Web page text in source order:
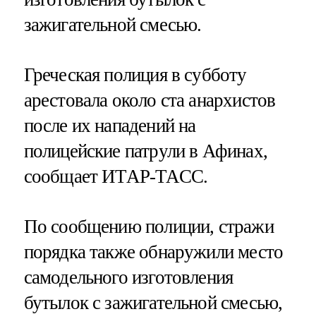
зажигательной смесью.
Греческая полиция в субботу
арестовала около ста анархистов
после их нападений на
полицейские патрули в Афинах,
сообщает ИТАР-ТАСС.
По сообщению полиции, стражи
порядка также обнаружили место
самодельного изготовления
бутылок с зажигательной смесью,